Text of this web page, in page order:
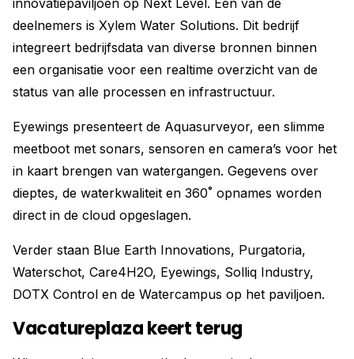
deelnemers is Xylem Water Solutions. Dit bedrijf
integreert bedrijfsdata van diverse bronnen binnen
een organisatie voor een realtime overzicht van de
status van alle processen en infrastructuur.
Eyewings presenteert de Aquasurveyor, een slimme
meetboot met sonars, sensoren en camera’s voor het
in kaart brengen van watergangen. Gegevens over
dieptes, de waterkwaliteit en 360˚ opnames worden
direct in de cloud opgeslagen.
Verder staan Blue Earth Innovations, Purgatoria,
Waterschot, Care4H2O, Eyewings, Solliq Industry,
DOTX Control en de Watercampus op het paviljoen.
Vacatureplaza keert terug